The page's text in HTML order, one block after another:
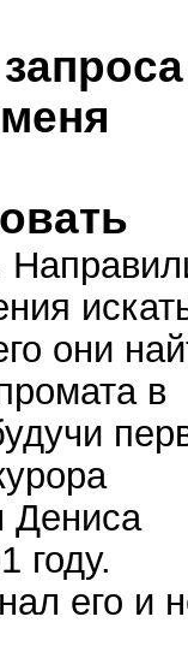
они
в
Дениса
году.
его и